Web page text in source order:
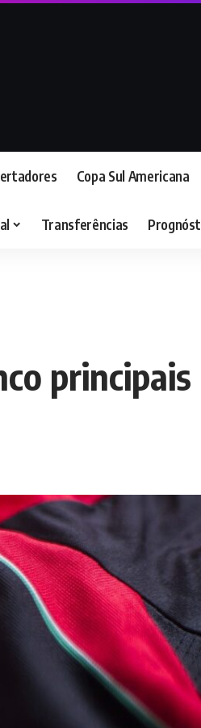
Copa Sul Americana
Transferências